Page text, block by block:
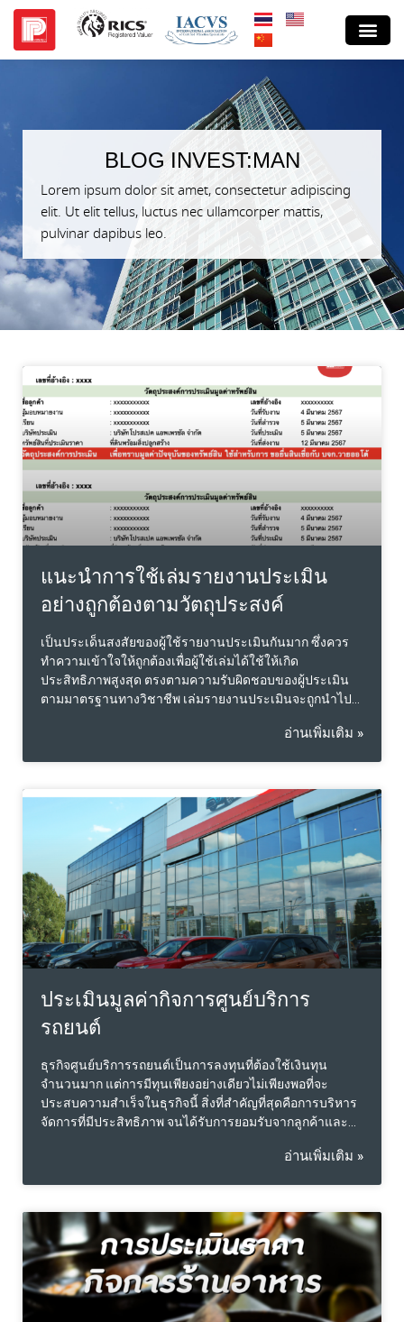
BLOG INVEST:MAN
Lorem ipsum dolor sit amet, consectetur adipiscing
elit. Ut elit tellus, luctus nec ullamcorper mattis,
pulvinar dapibus leo.
แนะนำการใช้เล่มรายงานประเมิน
อย่างถูกต้องตามวัตถุประสงค์
เป็นประเด็นสงสัยของผู้ใช้รายงานประเมินกันมาก ซึ่งควร
ทำความเข้าใจให้ถูกต้องเพื่อผู้ใช้เล่มได้ใช้ให้เกิด
ประสิทธิภาพสูงสุด ตรงตามความรับผิดชอบของผู้ประเมิน
ตามมาตรฐานทางวิชาชีพ เล่มรายงานประเมินจะถูกนำไป
จ้าง ซึ่งความหมายอยู่ในตัวเองแล้ว ก็คือจำกัดการใช้เฉพาะ
ระบุชื่อของคู่ธุรกรรม ไว้ด้วย ซึ่งผู้ประเมินก็จะมีหน้าที่ความ
รับผิดชอบในเล่มรายงานต่อผู้ว่าจ้างและบุคคลที่สามที่ระบุ
ในรายงาน ตามของเขตทางวิชาชีพประเมิน จึงเห็นได้ว่า
เมื่อขอบเขตความรับผิดชอบเพื่อทราบส่วนตัวจำกัดน้อยกว่า
โดยทั่วไปผู้ประเมินก็จะคิดค่าบริการต่ำกว่าการนำไปใช้เพื่อ
ทำธุรกรรมบุคคลที่สาม อ้างอิงตามแอพพลิเคชั่น Valstreet
ถนนสายประเมินราคา ลองทดสอบสอบถามค่าบริการดูได้
ดังนั้นการใช้รายงานประเมินให้เกิดประสิทธิภาพสูงสุด
ระหว่างลูกค้าผู้ว่าจ้าง กับ บุคคลหรือหน่วยงานที่จะเป็นคู่
ธุรกรรมด้วยกัน ก็คือ การนำเล่มรายงานใช้เพื่อทราบส่วนตัว
อ่านเพิ่มเติม »
ประเมินมูลค่ากิจการศูนย์บริการ
รถยนต์
ธุรกิจศูนย์บริการรถยนต์เป็นการลงทุนที่ต้องใช้เงินทุน
จำนวนมาก แต่การมีทุนเพียงอย่างเดียวไม่เพียงพอที่จะ
ประสบความสำเร็จในธุรกิจนี้ สิ่งที่สำคัญที่สุดคือการบริหาร
จัดการที่มีประสิทธิภาพ จนได้รับการยอมรับจากลูกค้าและ
และมีการขยายสาขาอย่างต่อเนื่อง สะท้อนถึงความสามารถ
บริการรถยนต์เป็นตลาดที่ผู้แข่งขันรายใหม่ๆ เข้ามาได้ยาก
เนื่องจากต้องการทั้งเงินทุนสูงและความสามารถในการ
บริหารจัดการอย่างมีประสิทธิภาพ มูลค่าของแต่ละศูนย์
บริการนั้นจะขึ้นอยู่กับผลการดำเนินงานหรือ Performance
ของแต่ละแห่ง ซึ่งทำให้มูลค่าแตกต่างกันไป ลักษณะการ
ดำเนินกิจการศูนย์บริการรถยนต์มักเป็นธุรกิจครอบครัว โดย
อ่านเพิ่มเติม »